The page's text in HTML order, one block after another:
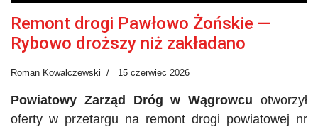
Remont drogi Pawłowo Żońskie —
Rybowo droższy niż zakładano
Roman Kowalczewski 15 czerwiec 2026
Powiatowy Zarząd Dróg w Wągrowcu otworzył
oferty w przetargu na remont drogi powiatowej nr